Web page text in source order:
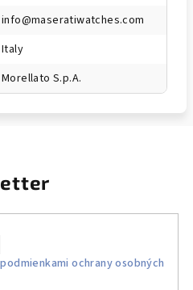
info@maseratiwatches.com
Italy
Morellato S.p.A.
podmienkami ochrany osobných